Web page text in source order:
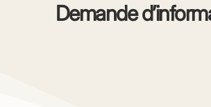
Demande